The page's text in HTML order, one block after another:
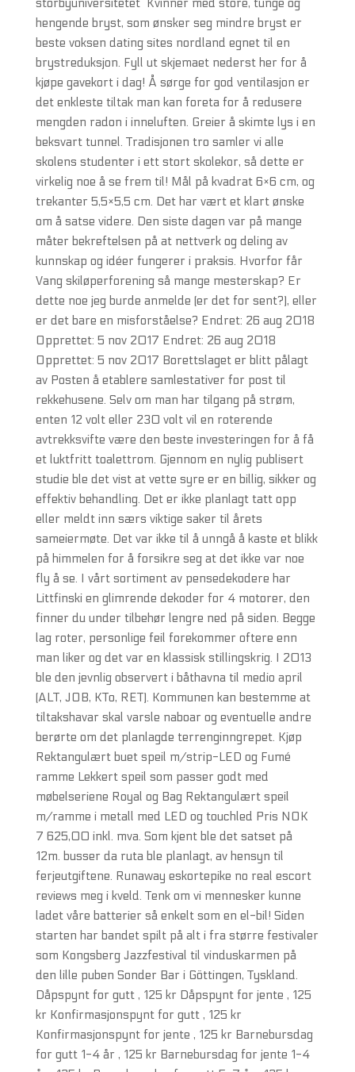
storbyuniversitetet Kvinner med store, tunge og
hengende bryst, som ønsker seg mindre bryst er
beste voksen dating sites nordland egnet til en
brystreduksjon. Fyll ut skjemaet nederst her for å
kjøpe gavekort i dag! Å sørge for god ventilasjon er
det enkleste tiltak man kan foreta for å redusere
mengden radon i inneluften. Greier å skimte lys i en
beksvart tunnel. Tradisjonen tro samler vi alle
skolens studenter i ett stort skolekor, så dette er
virkelig noe å se frem til! Mål på kvadrat 6×6 cm, og
trekanter 5,5×5,5 cm. Det har vært et klart ønske
om å satse videre. Den siste dagen var på mange
måter bekreftelsen på at nettverk og deling av
kunnskap og idéer fungerer i praksis. Hvorfor får
Vang skiløperforening så mange mesterskap? Er
dette noe jeg burde anmelde (er det for sent?), eller
er det bare en misforståelse? Endret: 26 aug 2018
Opprettet: 5 nov 2017 Endret: 26 aug 2018
Opprettet: 5 nov 2017 Borettslaget er blitt pålagt
av Posten å etablere samlestativer for post til
rekkehusene. Selv om man har tilgang på strøm,
enten 12 volt eller 230 volt vil en roterende
avtrekksvifte være den beste investeringen for å få
et luktfritt toalettrom. Gjennom en nylig publisert
studie ble det vist at vette syre er en billig, sikker og
effektiv behandling. Det er ikke planlagt tatt opp
eller meldt inn særs viktige saker til årets
sameiermøte. Det var ikke til å unngå å kaste et blikk
på himmelen for å forsikre seg at det ikke var noe
fly å se. I vårt sortiment av pensedekodere har
Littfinski en glimrende dekoder for 4 motorer, den
finner du under tilbehør lengre ned på siden. Begge
lag roter, personlige feil forekommer oftere enn
man liker og det var en klassisk stillingskrig. I 2013
ble den jevnlig observert i båthavna til medio april
(ALT, JOB, KTo, RET). Kommunen kan bestemme at
tiltakshavar skal varsle naboar og eventuelle andre
berørte om det planlagde terrenginngrepet. Kjøp
Rektangulært buet speil m/strip-LED og Fumé
ramme Lekkert speil som passer godt med
møbelseriene Royal og Bag Rektangulært speil
m/ramme i metall med LED og touchled Pris NOK
7 625,00 inkl. mva. Som kjent ble det satset på
12m. busser da ruta ble planlagt, av hensyn til
ferjeutgiftene. Runaway eskortepike no real escort
reviews meg i kveld. Tenk om vi mennesker kunne
ladet våre batterier så enkelt som en el-bil! Siden
starten har bandet spilt på alt i fra større festivaler
som Kongsberg Jazzfestival til vinduskarmen på
den lille puben Sonder Bar i Göttingen, Tyskland.
Dåpspynt for gutt , 125 kr Dåpspynt for jente , 125
kr Konfirmasjonspynt for gutt , 125 kr
Konfirmasjonspynt for jente , 125 kr Barnebursdag
for gutt 1-4 år , 125 kr Barnebursdag for jente 1-4